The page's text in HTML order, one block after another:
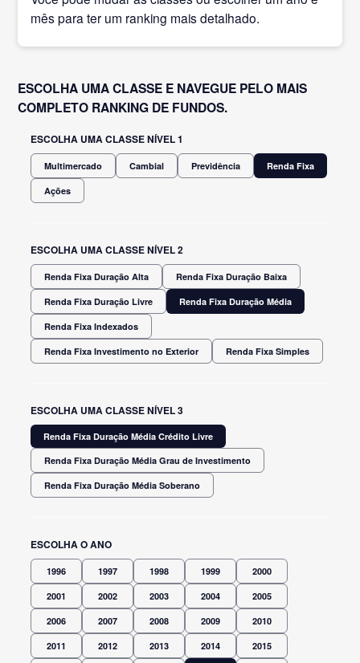
mês para ter um ranking mais detalhado.
ESCOLHA UMA CLASSE E NAVEGUE PELO MAIS
COMPLETO RANKING DE FUNDOS.
ESCOLHA UMA CLASSE NÍVEL 1
Multimercado Cambial Previdência Renda Fixa
Ações
ESCOLHA UMA CLASSE NÍVEL 2
Renda Fixa Duração Alta Renda Fixa Duração Baixa
Renda Fixa Duração Livre Renda Fixa Duração Média
Renda Fixa Indexados
Renda Fixa Investimento no Exterior Renda Fixa Simples
ESCOLHA UMA CLASSE NÍVEL 3
Renda Fixa Duração Média Crédito Livre
Renda Fixa Duração Média Grau de Investimento
Renda Fixa Duração Média Soberano
ESCOLHA O ANO
1996 1997 1998 1999 2000
2001 2002 2003 2004 2005
2006 2007 2008 2009 2010
2011 2012 2013 2014 2015